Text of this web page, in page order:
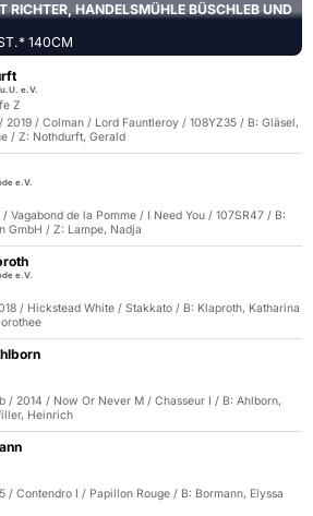
RICHTER, HANDELSMÜHLE BÜSCHLEB UND
140CM
e.V.
Z
/ Colman / Lord Fauntleroy / 108YZ35 / B: Gläsel,
/ Z: Nothdurft, Gerald
e.V.
Vagabond de la Pomme / I Need You / 107SR47 / B:
GmbH / Z: Lampe, Nadja
e.V.
/ Hickstead White / Stakkato / B: Klaproth, Katharina
/ 2014 / Now Or Never M / Chasseur I / B: Ahlborn,
Heinrich
/ Contendro I / Papillon Rouge / B: Bormann, Elyssa